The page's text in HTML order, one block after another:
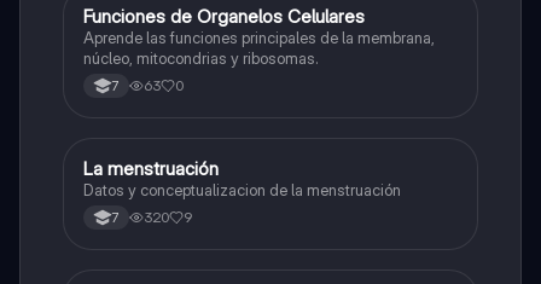
FBiologia
Funciones de Organelos Celulares
Aprende las funciones principales de la membrana,
núcleo, mitocondrias y ribosomas.
7 63 0
Biologia
La menstruación
Datos y conceptualizacion de la menstruación
7 320 9